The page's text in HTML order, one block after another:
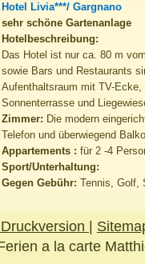
Hotel Livia***/ Gargnano
sehr schöne Gartenanlage
Hotelbeschreibung:
Das Hotel ist nur ca. 80 m
sowie Bars und Restaurants
Aufenthaltsraum mit TV-
Sonnenterrasse und
Zimmer: Die modern
Telefon und überwiegend
Appartements : für 2 -4
Sport/Unterhaltung:
Gegen Gebühr: Tennis, Golf,
Druckversion
a la carte